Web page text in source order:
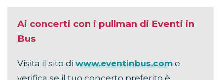
Ai concerti con i pullman di Eventi in
Bus
Visita il sito di www.eventinbus.com e